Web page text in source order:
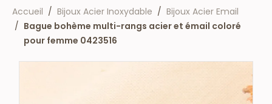
Accueil Bijoux Acier Inoxydable
Bijoux Acier Email
Bague bohème multi-rangs acier et émail coloré
pour femme 0423516